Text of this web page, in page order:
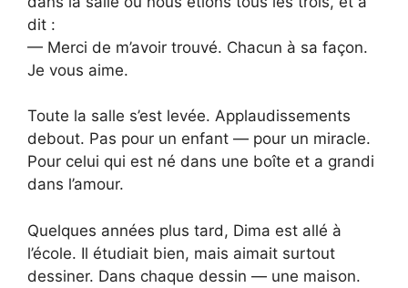
dit :
— Merci de m’avoir trouvé. Chacun à sa façon.
Je vous aime.
Toute la salle s’est levée. Applaudissements
debout. Pas pour un enfant — pour un miracle.
Pour celui qui est né dans une boîte et a grandi
dans l’amour.
Quelques années plus tard, Dima est allé à
l’école. Il étudiait bien, mais aimait surtout
dessiner. Dans chaque dessin — une maison.